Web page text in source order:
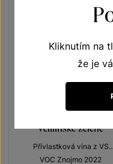
Veltlínské zelené
Přívlastková vína z VS
Lechovice
VOC Znojmo 2022
Kliknutím na
že je